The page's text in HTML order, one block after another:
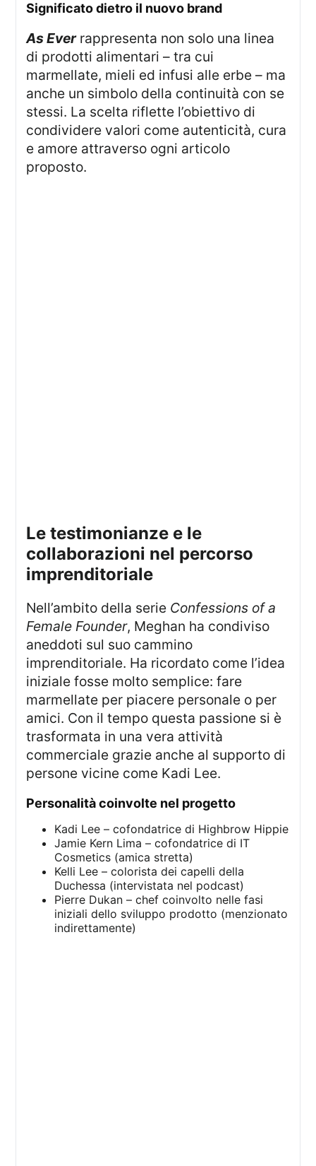
significato dietro il nuovo brand
As Everrappresenta non solo una linea
di prodotti alimentari – tra cui
marmellate, mieli ed infusi alle erbe – ma
anche un simbolo della continuità con se
stessi. La scelta riflette l’obiettivo di
condividere valori come autenticità, cura
e amore attraverso ogni articolo
proposto.
le testimonianze e le
collaborazioni nel percorso
imprenditoriale
Nell’ambito della serie Confessions of a
Female Founder, Meghan ha condiviso
aneddoti sul suo cammino
imprenditoriale. Ha ricordato come l’idea
iniziale fosse molto semplice: fare
marmellate per piacere personale o per
amici. Con il tempo questa passione si è
trasformata in una vera attività
commerciale grazie anche al supporto di
persone vicine come Kadi Lee.
personalità coinvolte nel progetto
Kadi Lee – cofondatrice di Highbrow Hippie
Jamie Kern Lima – cofondatrice di IT
Cosmetics (amica stretta)
Kelli Lee – colorista dei capelli della
Duchessa (intervistata nel podcast)
Pierre Dukan – chef coinvolto nelle fasi
iniziali dello sviluppo prodotto (menzionato
indirettamente)